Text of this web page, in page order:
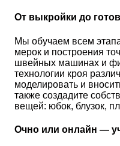
От выкройки до
Мы обучаем всем
мерок и построения
швейных машинах и
технологии кроя
моделировать и
также создадите
вещей: юбок, блузок,
Очно или онлайн —